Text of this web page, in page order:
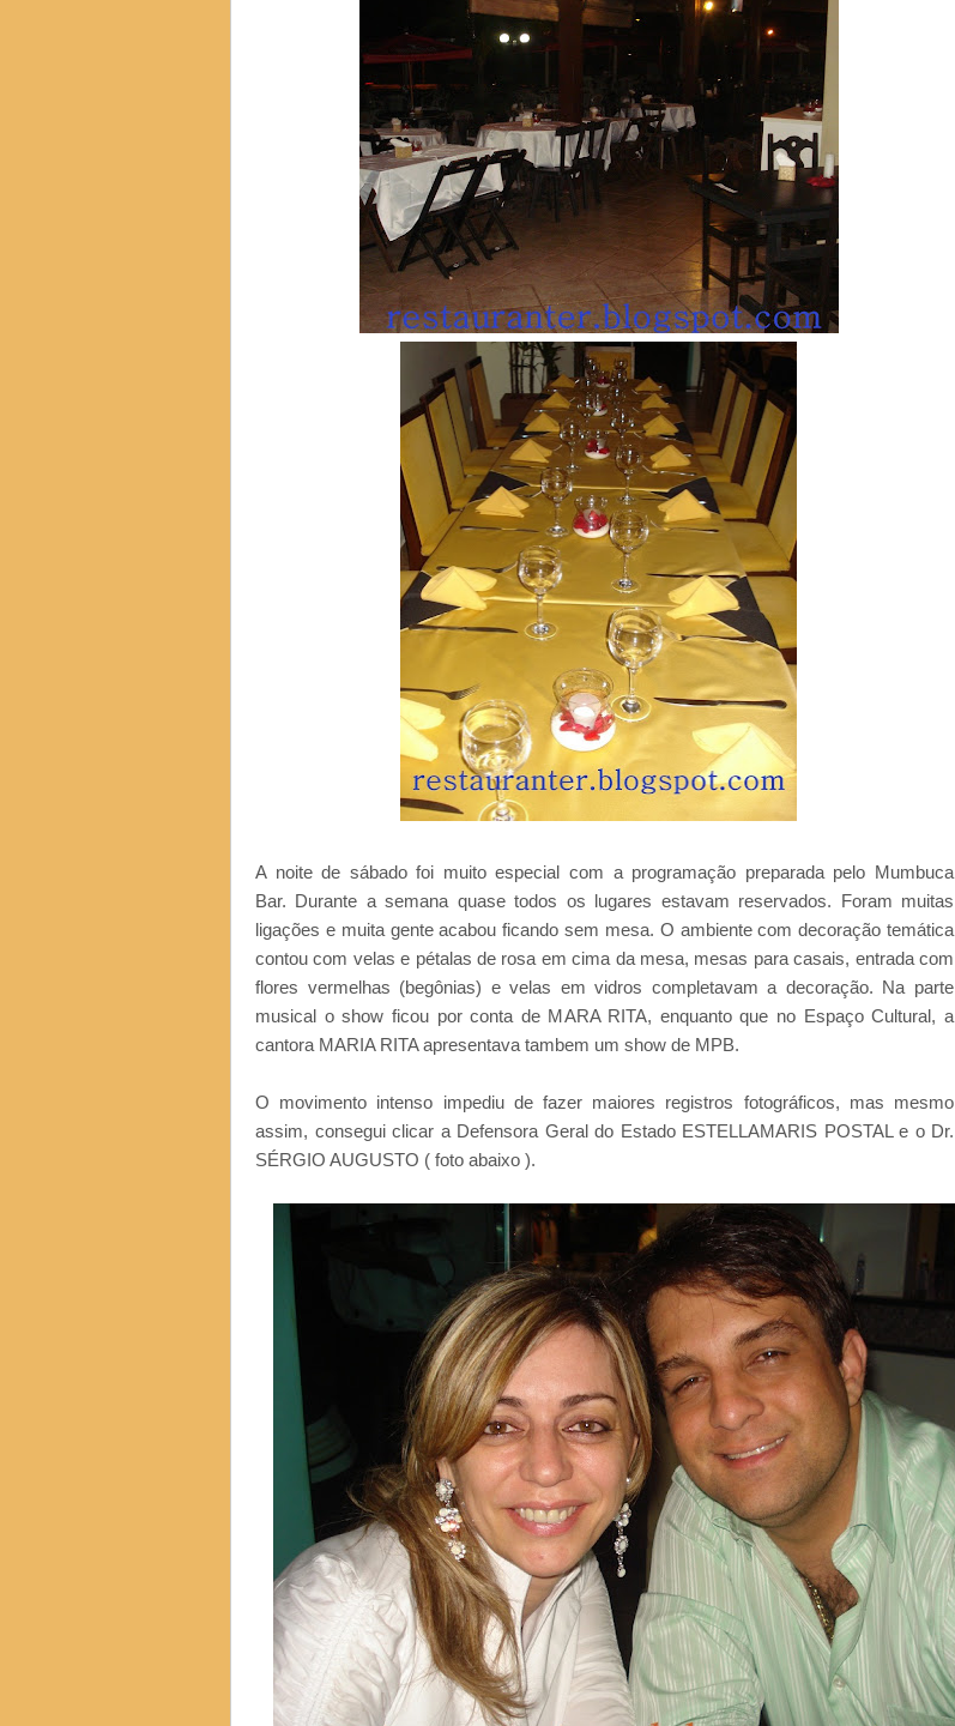
A noite de sábado foi muito especial com a programação preparada pelo Mumbuca
Bar. Durante a semana quase todos os lugares estavam reservados. Foram muitas
ligações e muita gente acabou ficando sem mesa. O ambiente com decoração temática
contou com velas e pétalas de rosa em cima da mesa, mesas para casais, entrada com
flores vermelhas (begônias) e velas em vidros completavam a decoração. Na parte
musical o show ficou por conta de MARA RITA, enquanto que no Espaço Cultural, a
cantora MARIA RITA apresentava tambem um show de MPB.
O movimento intenso impediu de fazer maiores registros fotográficos, mas mesmo
assim, consegui clicar a Defensora Geral do Estado ESTELLAMARIS POSTAL e o Dr.
SÉRGIO AUGUSTO ( foto abaixo ).